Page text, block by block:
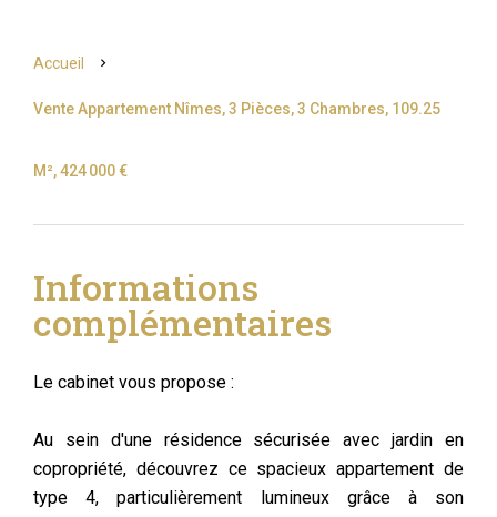
Accueil
Vente Appartement Nîmes, 3 Pièces, 3 Chambres, 109.25
M², 424 000 €
Informations
complémentaires
Le cabinet vous propose :
Au sein d'une résidence sécurisée avec jardin en
copropriété, découvrez ce spacieux appartement de
type 4, particulièrement lumineux grâce à son